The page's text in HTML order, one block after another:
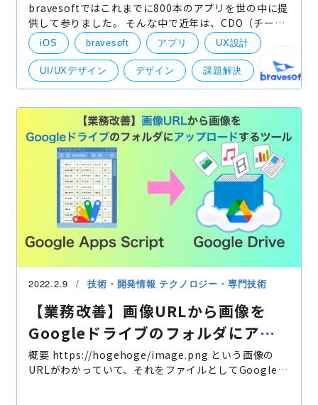
bravesoftではこれまでに800本のアプリを世の中に提
供して参りました。 そんな中で近年は、CDO（チーフ
デザインオフィサー）に青木が就任したり、
GoodDesign賞を受賞したり、開発だけではなくデザ
インもできる開発会
iOS bravesoft アプリ UX設計
UI/UXデザイン デザイン 課題解決
UI・UXデザイン
2022.2.9 技術・開発情報 テクノロジー・専門技術
【業務改善】画像URLから画像を
Googleドライブのフォルダにアッ
プロードするツール
概要 https://hogehoge/image.png という画像の
URLがわかっていて、それをファイルとしてGoogleド